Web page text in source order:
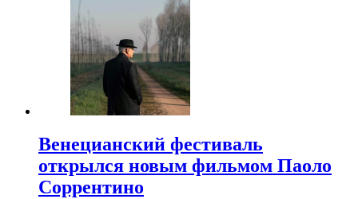
Венецианский фестиваль
открылся новым фильмом Паоло
Соррентино